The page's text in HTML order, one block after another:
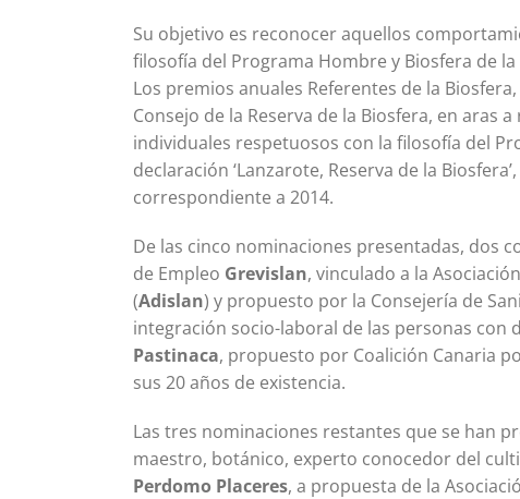
Su objetivo es reconocer aquellos
filosofía del Programa Hombre y Biosfera de la
Los premios anuales Referentes de la
Consejo de la Reserva de la Biosfera, en
individuales respetuosos con la filosofía del
declaración ‘Lanzarote, Reserva de la
correspondiente a 2014.
De las cinco nominaciones presentadas, dos
de Empleo Grevislan, vinculado a la
(Adislan) y propuesto por la Consejería de
integración socio-laboral de las personas con
Pastinaca, propuesto por Coalición Canaria
sus 20 años de existencia.
Las tres nominaciones restantes que se han
maestro, botánico, experto conocedor del
Perdomo Placeres, a propuesta de la